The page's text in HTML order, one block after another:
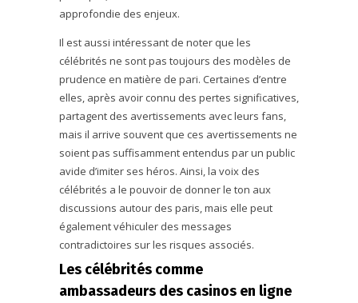
approfondie des enjeux.
Il est aussi intéressant de noter que les
célébrités ne sont pas toujours des modèles de
prudence en matière de pari. Certaines d’entre
elles, après avoir connu des pertes significatives,
partagent des avertissements avec leurs fans,
mais il arrive souvent que ces avertissements ne
soient pas suffisamment entendus par un public
avide d’imiter ses héros. Ainsi, la voix des
célébrités a le pouvoir de donner le ton aux
discussions autour des paris, mais elle peut
également véhiculer des messages
contradictoires sur les risques associés.
Les célébrités comme
ambassadeurs des casinos en ligne